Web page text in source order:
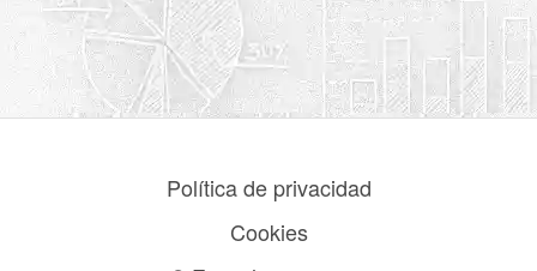
Política de privacidad
Cookies